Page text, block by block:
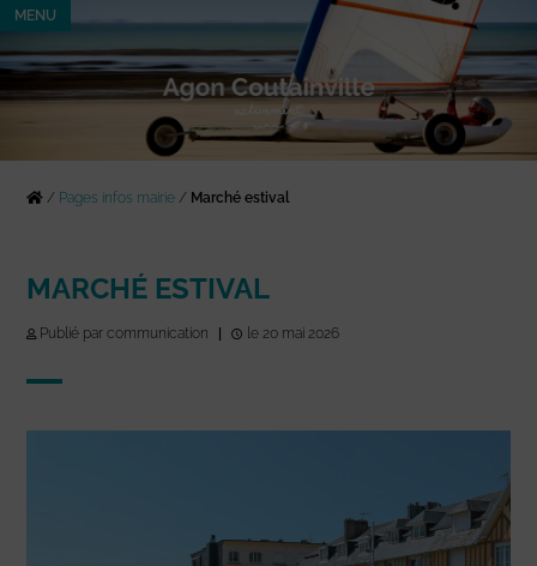
MENU
/ Pages infos mairie / Marché estival
MARCHÉ ESTIVAL
Publié par communication le 20 mai 2026